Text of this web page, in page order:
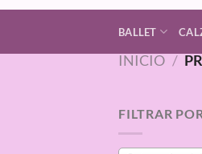
BALLET
INICIO /
FILTRAR